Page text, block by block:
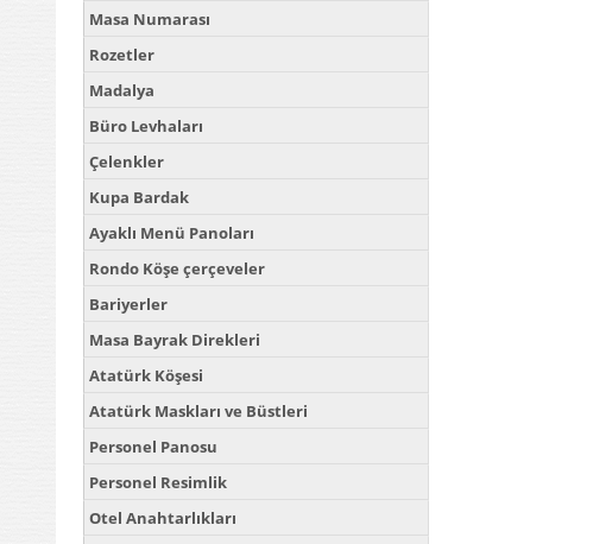
Masa Numarası
Rozetler
Madalya
Büro Levhaları
Çelenkler
Kupa Bardak
Ayaklı Menü Panoları
Rondo Köşe çerçeveler
Bariyerler
Masa Bayrak Direkleri
Atatürk Köşesi
Atatürk Maskları ve Büstleri
Personel Panosu
Personel Resimlik
Otel Anahtarlıkları